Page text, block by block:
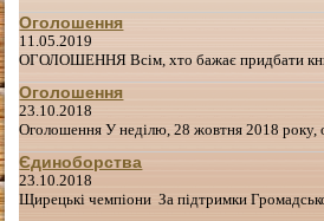
Оголошення
11.05.2019
ОГОЛОШЕННЯ Всім, хто бажає придбати
Оголошення
23.10.2018
Оголошення У неділю, 28 жовтня 2018 року,
Єдиноборства
23.10.2018
Щирецькі чемпіони За підтримки